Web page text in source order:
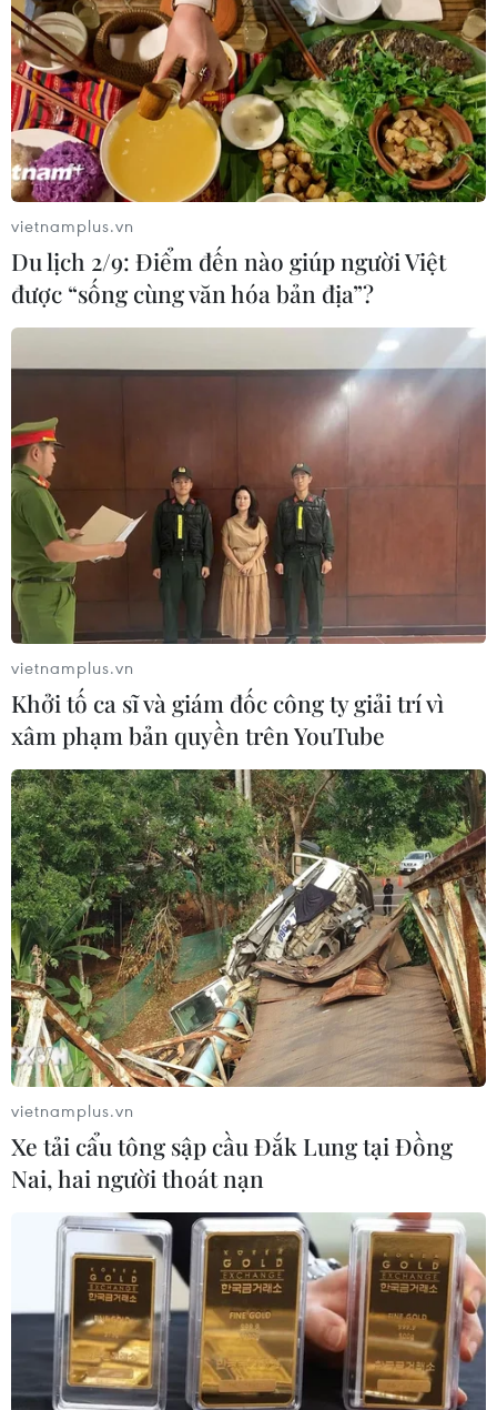
vietnamplus.vn
Du lịch 2/9: Điểm đến nào giúp người Việt
được “sống cùng văn hóa bản địa”?
vietnamplus.vn
Khởi tố ca sĩ và giám đốc công ty giải trí vì
xâm phạm bản quyền trên YouTube
vietnamplus.vn
Xe tải cẩu tông sập cầu Đắk Lung tại Đồng
Nai, hai người thoát nạn